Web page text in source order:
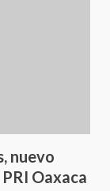
nuevo
Oaxaca
para